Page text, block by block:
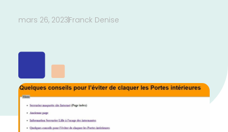
mars 26, 2023Franck Denise